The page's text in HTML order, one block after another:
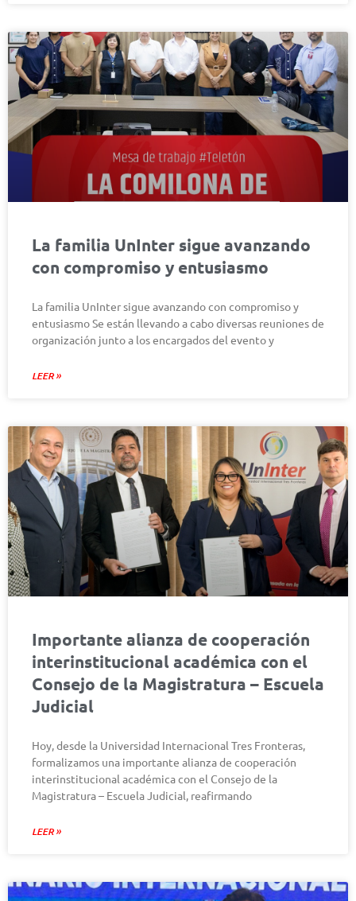
La familia UnInter sigue avanzando
con compromiso y entusiasmo
La familia UnInter sigue avanzando con compromiso y
entusiasmo Se están llevando a cabo diversas reuniones de
organización junto a los encargados del evento y
LEER »
Importante alianza de cooperación
interinstitucional académica con el
Consejo de la Magistratura – Escuela
Judicial
Hoy, desde la Universidad Internacional Tres Fronteras,
formalizamos una importante alianza de cooperación
interinstitucional académica con el Consejo de la
Magistratura – Escuela Judicial, reafirmando
LEER »